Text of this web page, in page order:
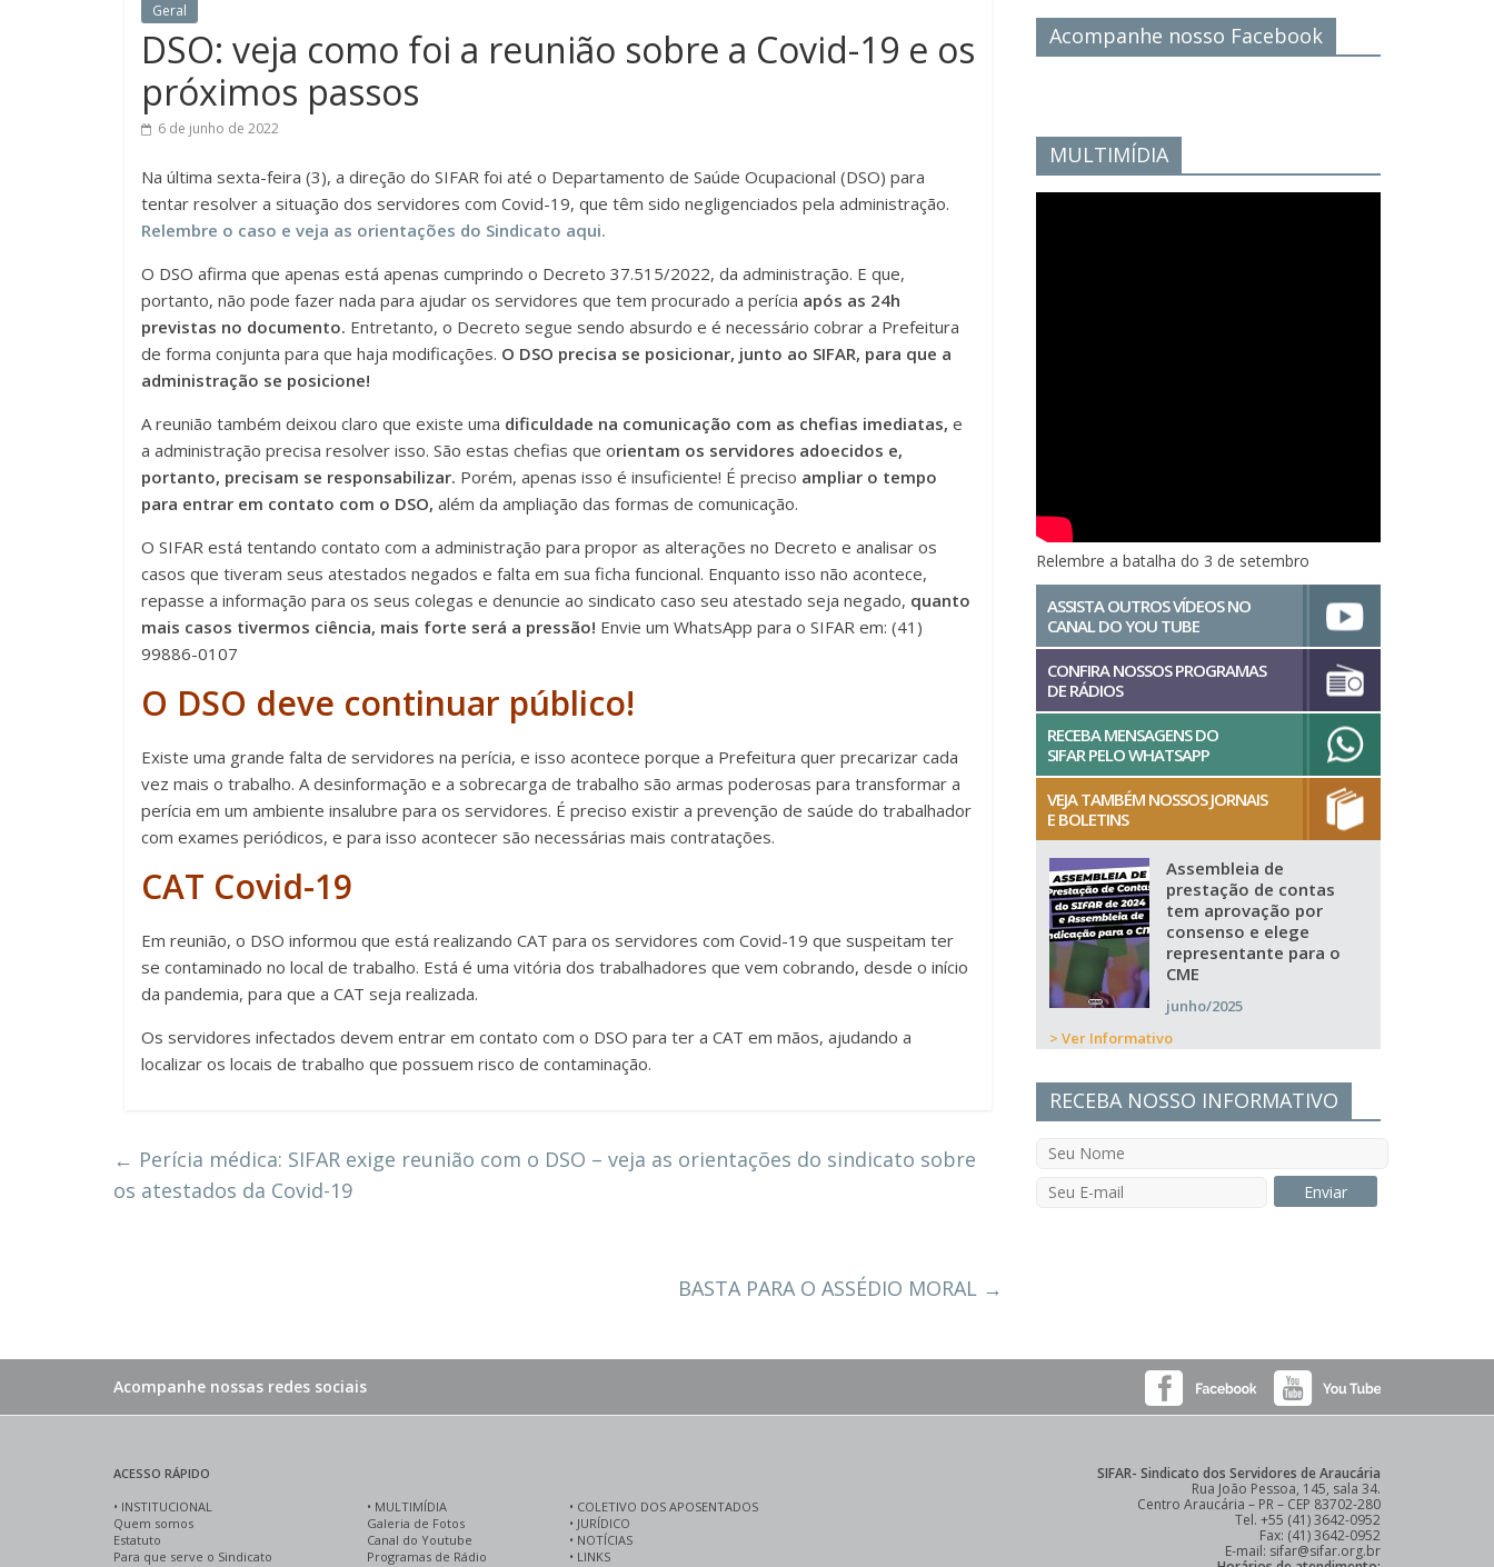
Geral
DSO: veja como foi a reunião sobre a Covid-19 e os
próximos passos
6 de junho de 2022
Na última sexta-feira (3), a direção do SIFAR foi até o Departamento de Saúde Ocupacional (DSO) para
tentar resolver a situação dos servidores com Covid-19, que têm sido negligenciados pela administração.
Relembre o caso e veja as orientações do Sindicato aqui.
O DSO afirma que apenas está apenas cumprindo o Decreto 37.515/2022, da administração. E que,
portanto, não pode fazer nada para ajudar os servidores que tem procurado a perícia após as 24h
previstas no documento. Entretanto, o Decreto segue sendo absurdo e é necessário cobrar a Prefeitura
de forma conjunta para que haja modificações. O DSO precisa se posicionar, junto ao SIFAR, para que a
administração se posicione!
A reunião também deixou claro que existe uma dificuldade na comunicação com as chefias imediatas, e
a administração precisa resolver isso. São estas chefias que orientam os servidores adoecidos e,
portanto, precisam se responsabilizar. Porém, apenas isso é insuficiente! É preciso ampliar o tempo
para entrar em contato com o DSO, além da ampliação das formas de comunicação.
O SIFAR está tentando contato com a administração para propor as alterações no Decreto e analisar os
casos que tiveram seus atestados negados e falta em sua ficha funcional. Enquanto isso não acontece,
repasse a informação para os seus colegas e denuncie ao sindicato caso seu atestado seja negado, quanto
mais casos tivermos ciência, mais forte será a pressão! Envie um WhatsApp para o SIFAR em: (41)
99886-0107
O DSO deve continuar público!
Existe uma grande falta de servidores na perícia, e isso acontece porque a Prefeitura quer precarizar cada
vez mais o trabalho. A desinformação e a sobrecarga de trabalho são armas poderosas para transformar a
perícia em um ambiente insalubre para os servidores. É preciso existir a prevenção de saúde do trabalhador
com exames periódicos, e para isso acontecer são necessárias mais contratações.
CAT Covid-19
Em reunião, o DSO informou que está realizando CAT para os servidores com Covid-19 que suspeitam ter
se contaminado no local de trabalho. Está é uma vitória dos trabalhadores que vem cobrando, desde o início
da pandemia, para que a CAT seja realizada.
Os servidores infectados devem entrar em contato com o DSO para ter a CAT em mãos, ajudando a
localizar os locais de trabalho que possuem risco de contaminação.
← Perícia médica: SIFAR exige reunião com o DSO – veja as orientações do sindicato sobre
os atestados da Covid-19
BASTA PARA O ASSÉDIO MORAL →
Acompanhe nosso Facebook
MULTIMÍDIA
Relembre a batalha do 3 de setembro
ASSISTA OUTROS VÍDEOS NO
CANAL DO YOU TUBE
CONFIRA NOSSOS PROGRAMAS
DE RÁDIOS
RECEBA MENSAGENS DO
SIFAR PELO WHATSAPP
VEJA TAMBÉM NOSSOS JORNAIS
E BOLETINS
Assembleia de
prestação de contas
tem aprovação por
consenso e elege
representante para o
CME
junho/2025
> Ver Informativo
RECEBA NOSSO INFORMATIVO
Acompanhe nossas redes sociais
ACESSO RÁPIDO
• INSTITUCIONAL
Quem somos
Estatuto
Para que serve o Sindicato
• MULTIMÍDIA
Galeria de Fotos
Canal do Youtube
Programas de Rádio
• COLETIVO DOS APOSENTADOS
• JURÍDICO
• NOTÍCIAS
• LINKS
SIFAR- Sindicato dos Servidores de Araucária
Rua João Pessoa, 145, sala 34.
Centro Araucária – PR – CEP 83702-280
Tel. +55 (41) 3642-0952
Fax: (41) 3642-0952
E-mail: sifar@sifar.org.br